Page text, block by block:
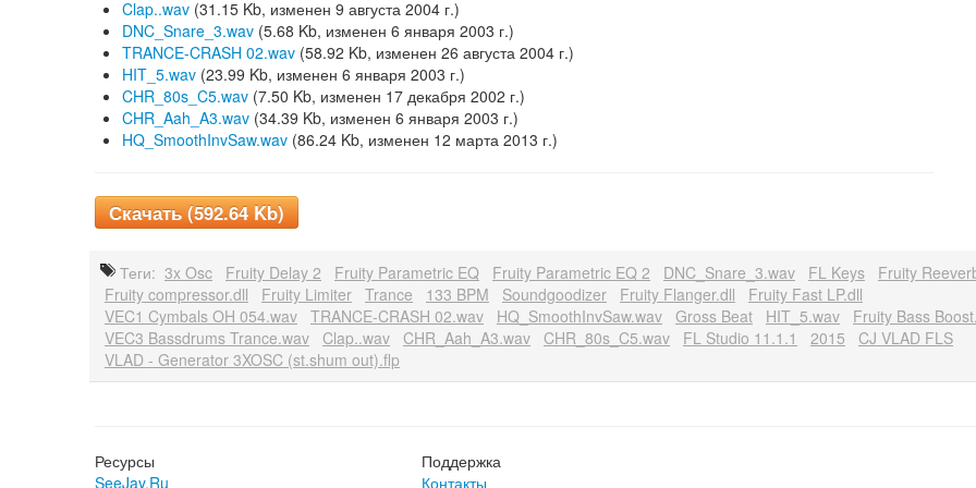
Clap..wav (31.15 Kb, изменен 9 августа 2004 г.)
DNC_Snare_3.wav (5.68 Kb, изменен 6 января 2003 г.)
TRANCE-CRASH 02.wav (58.92 Kb, изменен 26 августа 2004 г.)
HIT_5.wav (23.99 Kb, изменен 6 января 2003 г.)
CHR_80s_C5.wav (7.50 Kb, изменен 17 декабря 2002 г.)
CHR_Aah_A3.wav (34.39 Kb, изменен 6 января 2003 г.)
HQ_SmoothInvSaw.wav (86.24 Kb, изменен 12 марта 2013 г.)
Скачать (592.64 Kb)
Теги: 3x Osc Fruity Delay 2 Fruity Parametric EQ Fruity Parametric EQ 2 DNC_Snare_3.wav FL Keys
Fruity
Fruity compressor.dll
Fruity Limiter Trance 133 BPM Soundgoodizer Fruity Flanger.dll
Fruity Fast LP.dll
VEC1 Cymbals OH 054.wav TRANCE-CRASH 02.wav HQ_SmoothInvSaw.wav Gross Beat HIT_5.wav
Fruity Bass
VEC3 Bassdrums Trance.wav
Clap..wav CHR_Aah_A3.wav CHR_80s_C5.wav FL Studio 11.1.1 2015
CJ VLAD FLS
VLAD - Generator 3XOSC (st.shum out).flp
Ресурсы
SeeJay.Ru
Поддержка
Контакты